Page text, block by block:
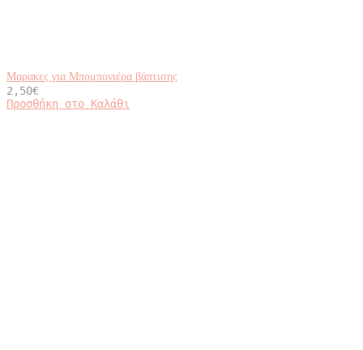
Μαρακες για Μπομπονιέρα βάπτισης
2,50€
Προσθήκη στο Καλάθι